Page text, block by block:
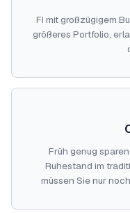
FI mit großzügigem
größeres Portfolio,
Früh genug
Ruhestand im
müssen Sie nur